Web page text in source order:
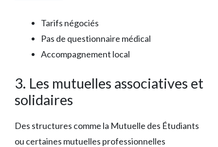
Tarifs négociés
Pas de questionnaire médical
Accompagnement local
3. Les mutuelles associatives et
solidaires
Des structures comme la Mutuelle des Étudiants
ou certaines mutuelles professionnelles